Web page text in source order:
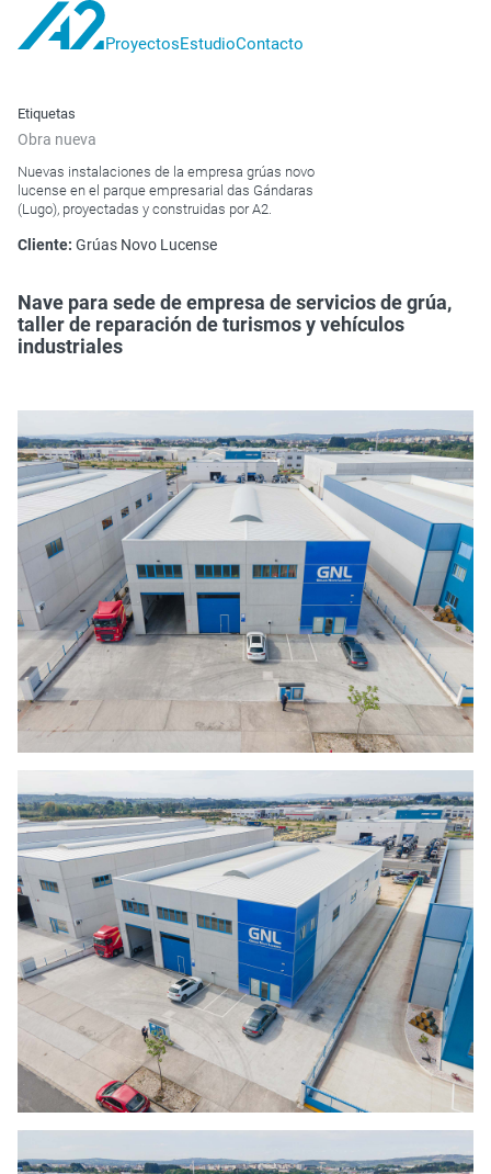
proyectos
ProyectosEstudioContacto
Etiquetas
Obra nueva
Nuevas instalaciones de la empresa grúas novo
lucense en el parque empresarial das Gándaras
(Lugo), proyectadas y construidas por A2.
Cliente: Grúas Novo Lucense
Nave para sede de empresa de servicios de grúa,
taller de reparación de turismos y vehículos
industriales